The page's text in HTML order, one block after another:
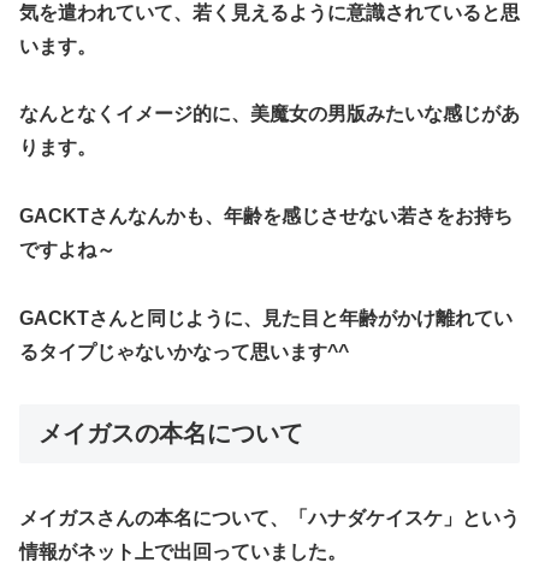
気を遣われていて、若く見えるように意識されていると思
います。
なんとなくイメージ的に、美魔女の男版みたいな感じがあ
ります。
GACKTさんなんかも、年齢を感じさせない若さをお持ち
ですよね～
GACKTさんと同じように、見た目と年齢がかけ離れてい
るタイプじゃないかなって思います^^
メイガスの本名について
メイガスさんの本名について、「ハナダケイスケ 」という
情報がネット上で出回っていました。